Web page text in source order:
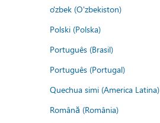
o'zbek (O'zbekiston)
Polski (Polska)
Português (Brasil)
Português (Portugal)
Quechua simi (America Latina)
Română (România)